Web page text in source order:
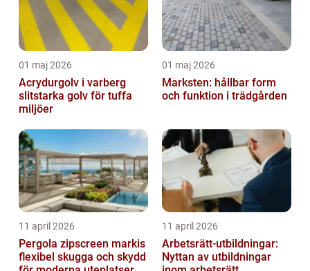
01 maj 2026
Acrydurgolv i varberg
slitstarka golv för tuffa
miljöer
01 maj 2026
Marksten: hållbar form
och funktion i trädgården
11 april 2026
Pergola zipscreen markis
flexibel skugga och skydd
11 april 2026
Arbetsrätt-utbildningar:
Nyttan av utbildningar